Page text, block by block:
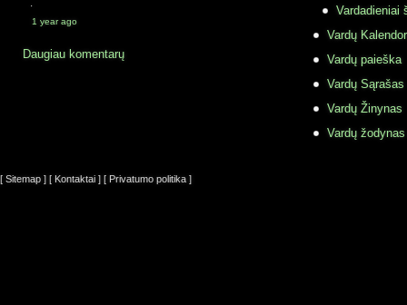
·
1 year ago
Daugiau komentarų
Vardadieniai
Vardų
Vardų paieška
Vardų Sąrašas
Vardų Žinynas
Vardų
[ Sitemap ] [ Kontaktai ] [ Privatumo politika ]